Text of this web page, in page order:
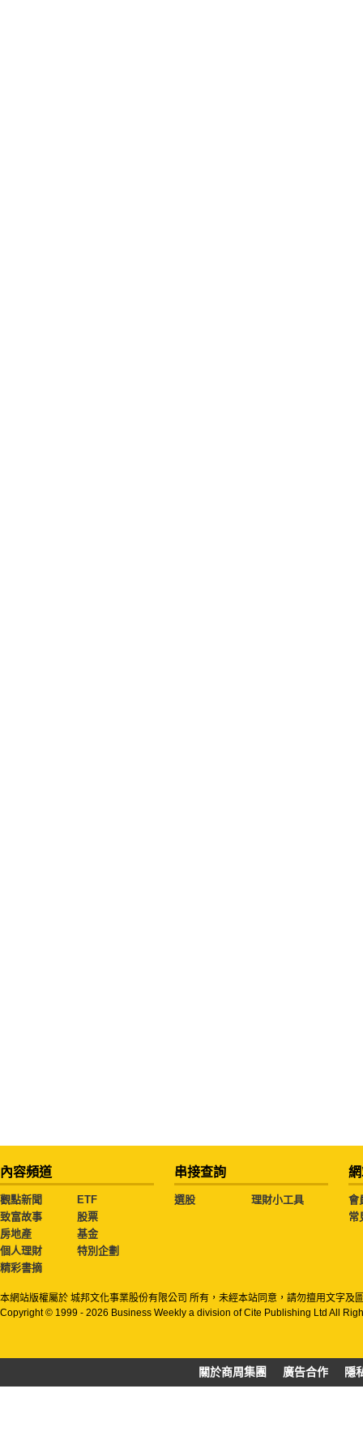
內容頻道
觀點新聞
ETF
致富故事
股票
房地產
基金
個人理財
特別企劃
精彩書摘
串接查詢
選股 理財小工具
會
常
本網站版權屬於 城邦文化事業股份有限公司 所有，未經本站同意，請勿擅用文字及
Copyright © 1999 - 2026 Business Weekly a division of Cite Publishing Ltd All
關於商周集團 廣告合作 隱